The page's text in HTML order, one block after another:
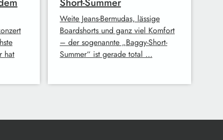
hat
Short-Summer
Weite Jeans-Bermudas, lässige
Boardshorts und ganz viel Komfort
– der sogenannte „Baggy-Short-
Summer“ ist gerade total …